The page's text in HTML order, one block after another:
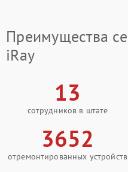
Преимущества
iRay
13
сотрудников в штате
3652
отремонтированных устройств